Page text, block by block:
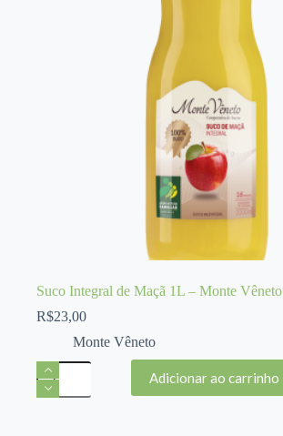
Suco Integral de Maçã 1L – Monte Vêneto
R$23,00
Monte Vêneto
Suco
Integral
de
Adicionar ao carrinho